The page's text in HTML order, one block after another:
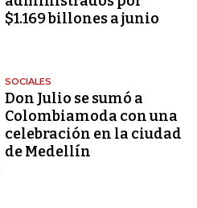
$1.169 billones a junio
SOCIALES
Don Julio se sumó a
Colombiamoda con una
celebración en la ciudad
de Medellín